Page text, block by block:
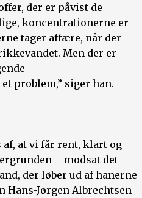
der er påvist de
koncentrationerne er
tager affære, når der
Men der er
problem,” siger han.
af, at vi får rent, klart og
– modsat det
der løber ud af hanerne
Hans-Jørgen Albrechtsen